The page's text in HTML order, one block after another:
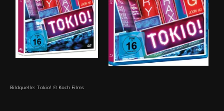
Bildquelle: Tokio! © Koch Films